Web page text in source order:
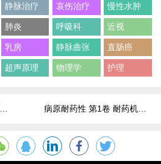
静脉治疗 哀伤治疗 慢性水肿
肺炎 呼吸科 近视
乳房 静脉曲张 直肠癌
超声原理 物理学 护理